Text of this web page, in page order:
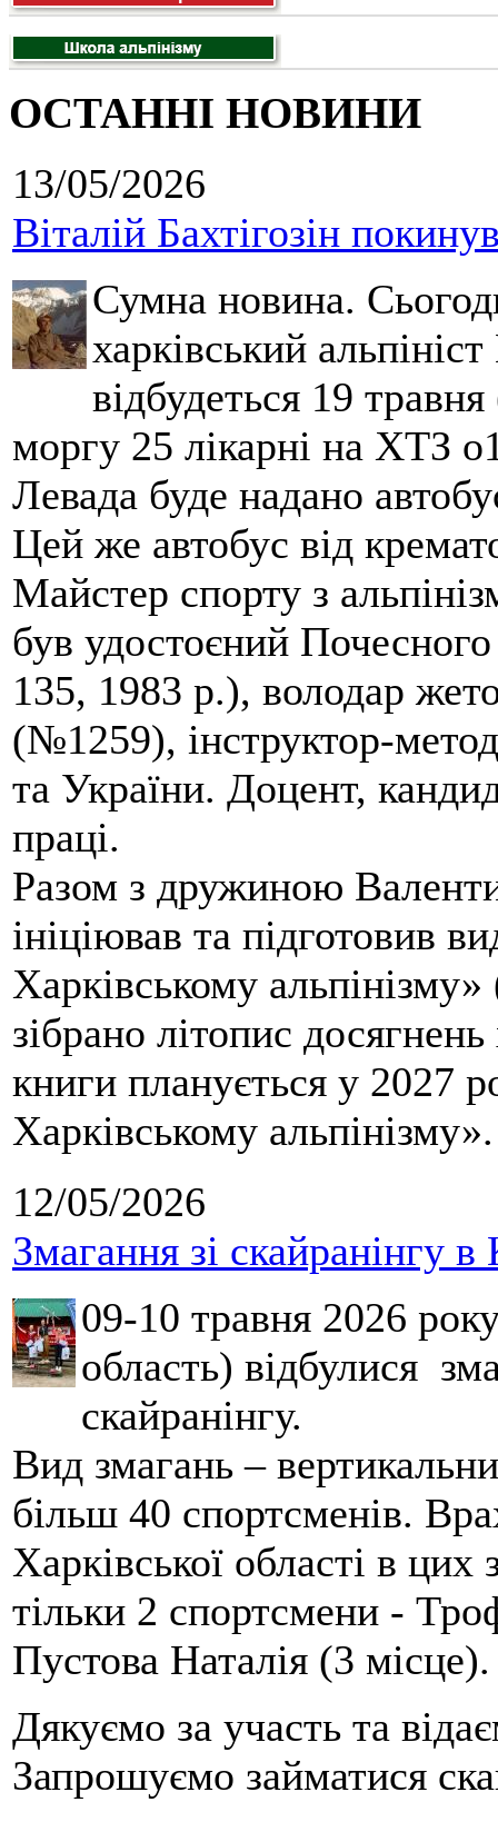
ОСТАННІ НОВИНИ
13/05/2026
Віталій Бахтігозін
Сумна новина.
харківський
відбудеться 19
моргу 25 лікарні на ХТЗ
Левада буде надано
Цей же автобус від
Майстер спорту з
був удостоєний
135, 1983 р.), володар
(№1259), інструктор-
та України. Доцент,
праці.
Разом з дружиною
ініціював та підготовив
Харківському
зібрано літопис
книги планується у 2027
Харківському альпінізму».
12/05/2026
Змагання зі скайранінгу в
09-10 травня 2026
область) відбулися
скайранінгу.
Вид змагань –
більш 40 спортсменів.
Харківської області в
тільки 2 спортсмени -
Пустова Наталія (3 місце).
Дякуємо за участь та
Запрошуємо займатися